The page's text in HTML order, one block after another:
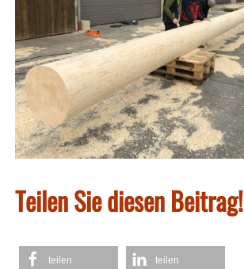
Teilen Sie diesen Beitrag!
teilen teilen